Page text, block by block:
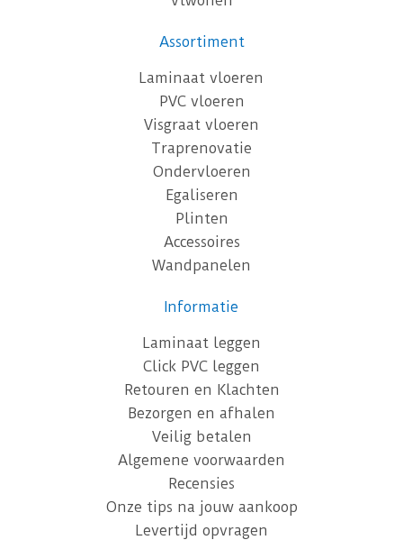
Assortiment
Laminaat vloeren
PVC vloeren
Visgraat vloeren
Traprenovatie
Ondervloeren
Egaliseren
Plinten
Accessoires
Wandpanelen
Informatie
Laminaat leggen
Click PVC leggen
Retouren en Klachten
Bezorgen en afhalen
Veilig betalen
Algemene voorwaarden
Recensies
Onze tips na jouw aankoop
Levertijd opvragen